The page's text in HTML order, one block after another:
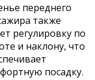
переднего
также
регулировку по
и наклону, что
посадку.